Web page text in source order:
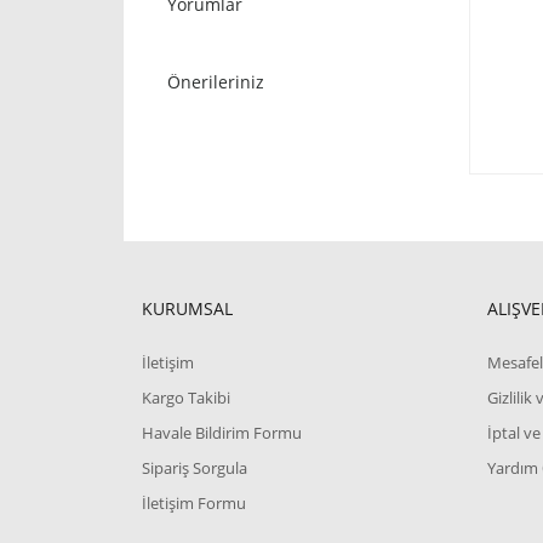
Önerileriniz
KURUMSAL
İletişim
Kargo Takibi
Havale Bildirim Formu
Sipariş Sorgula
İletişim Formu
Gizlilik
İptal ve